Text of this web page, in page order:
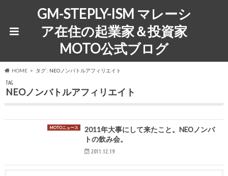
GM-STEPLY-ISM マレーシ
ア在住の起業家＆投資家
MOTO公式ブログ
HOME タグ : NEOノンバトルアフィリエイト
TAG
NEOノンバトルアフィリエイト
MOTOニュース
2011年大事にして来たこと。NEOノンバ
トの飲み会。
2011.12.19